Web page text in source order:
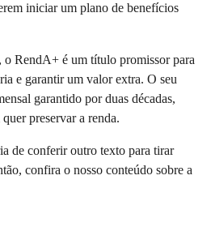
iniciar um plano de benefícios
RendA+ é um título promissor para
e garantir um valor extra. O seu
garantido por duas décadas,
preservar a renda.
de conferir outro texto para tirar
confira o nosso conteúdo sobre a